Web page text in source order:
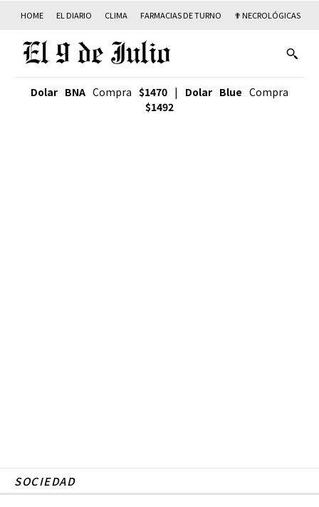
HOME EL DIARIO CLIMA FARMACIAS DE TURNO ✟ NECROLÓGICAS
Dolar BNA Compra $1470 | Dolar Blue Compra
$1492
SOCIEDAD